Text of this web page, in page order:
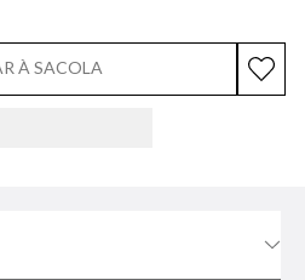
À SACOLA